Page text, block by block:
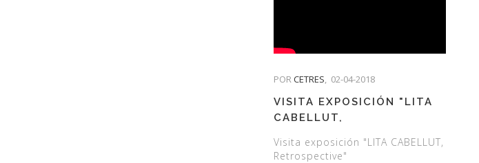
PORCETRES, 02-04-2018
VISITA EXPOSICIÓN "LITA
CABELLUT,
Visita exposición "LITA CABELLUT,
Retrospective"